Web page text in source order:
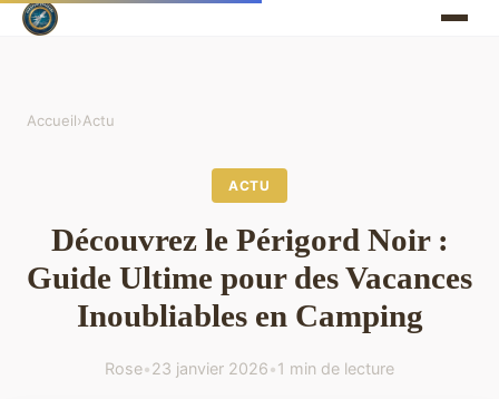
Accueil›Actu
ACTU
Découvrez le Périgord Noir :
Guide Ultime pour des Vacances
Inoubliables en Camping
Rose•23 janvier 2026•1 min de lecture